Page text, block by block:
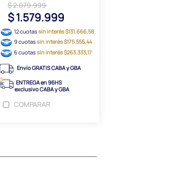
$ 2.079.999
$ 1.579.999
12 cuotassin interés $131.666,58
9 cuotassin interés $175.555,44
6 cuotassin interés $263.333,17
Envío GRATIS CABA y GBA
ENTREGA en 96HS
exclusivo CABA y GBA
COMPARAR